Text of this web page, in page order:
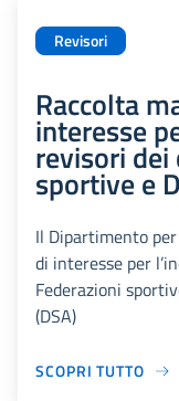
Revisori
Raccolta
interesse
revisori
sportive e
Il Dipartimento
di interesse per
Federazioni
(DSA)
SCOPRI TUTTO